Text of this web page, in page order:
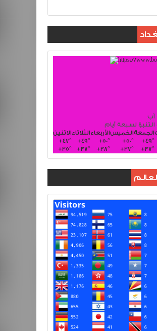
التنبؤ لسبعة أيام
الاثنينالثلاثاءالأربعاءالخميسالجمعة
+47° +49° +50° +50° +49°
+35° +37° +38° +37° +37°